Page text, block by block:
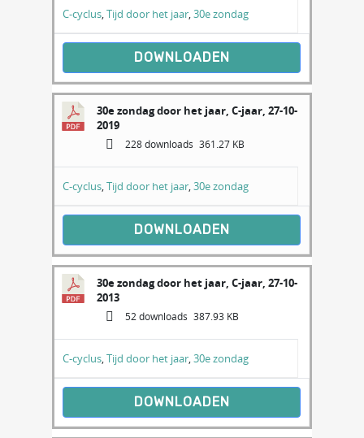
C-cyclus,Tijd door het jaar,30e zondag
DOWNLOADEN
30e zondag door het jaar, C-jaar, 27-10-
2019
228 downloads 361.27 KB
C-cyclus,Tijd door het jaar,30e zondag
DOWNLOADEN
30e zondag door het jaar, C-jaar, 27-10-
2013
52 downloads 387.93 KB
C-cyclus,Tijd door het jaar,30e zondag
DOWNLOADEN